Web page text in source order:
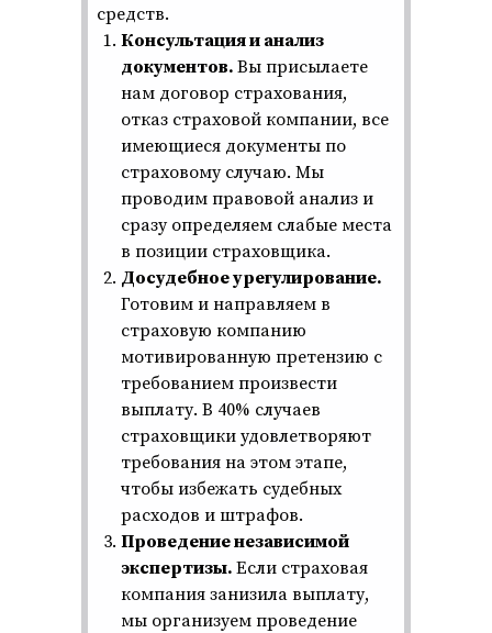
средств.
Консультация и анализ
документов. Вы присылаете
нам договор страхования,
отказ страховой компании, все
имеющиеся документы по
страховому случаю. Мы
проводим правовой анализ и
сразу определяем слабые места
в позиции страховщика.
Досудебное урегулирование.
Готовим и направляем в
страховую компанию
мотивированную претензию с
требованием произвести
выплату. В 40% случаев
страховщики удовлетворяют
требования на этом этапе,
чтобы избежать судебных
расходов и штрафов.
Проведение независимой
экспертизы. Если страховая
компания занизила выплату,
мы организуем проведение
Споры со страховыми
компаниями
Страховые споры при ДТП